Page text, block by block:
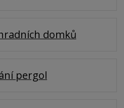
domků
pergol